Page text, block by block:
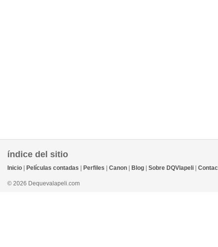
índice del sitio
Inicio Películas contadas Perfiles Canon Blog Sobre DQVlapeli
© 2026 Dequevalapeli.com